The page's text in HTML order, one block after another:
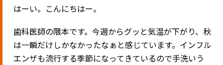
はーい。こんにちはー。
歯科医師の隈本です。今週からグッと気温が下がり、秋
は一瞬だけしかなかったなぁと感じています。インフル
エンザも流行する季節になってきているので手洗いう